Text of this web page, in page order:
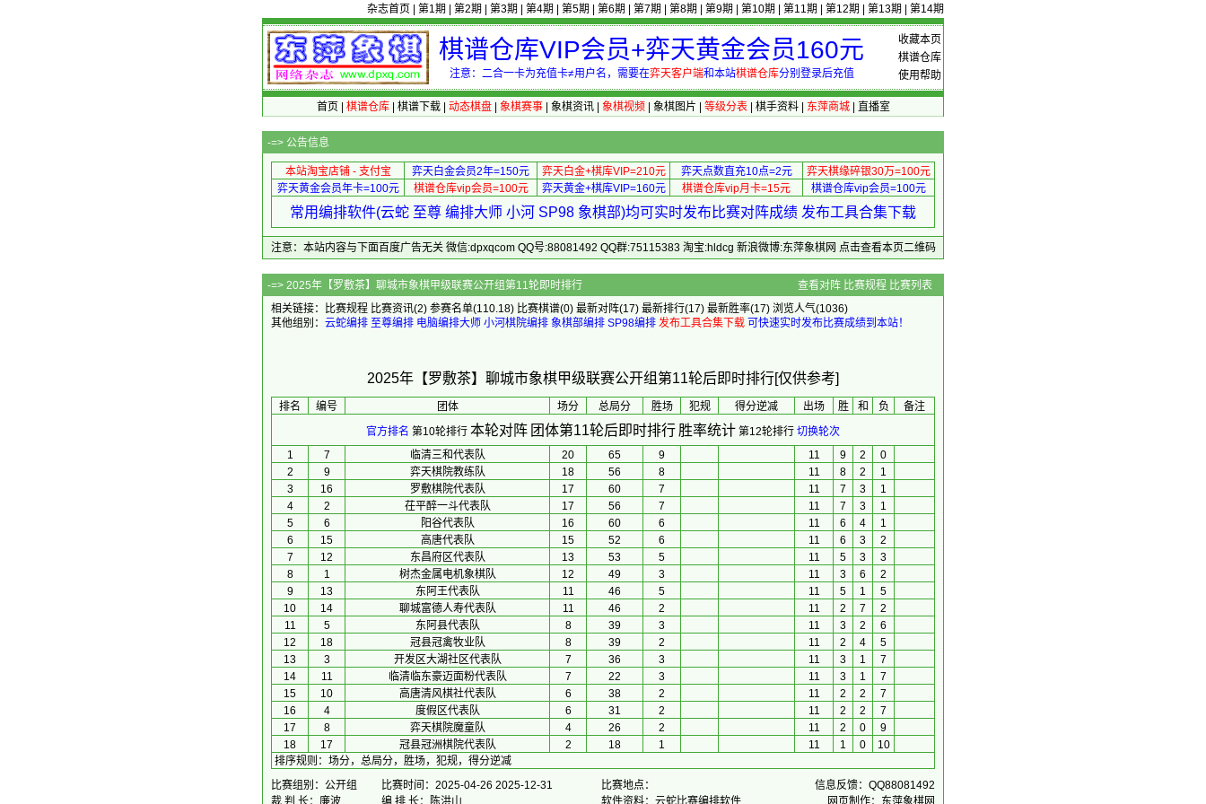
杂志首页 第1期 第2期 第3期 第4期 第5期 第6期 第7期 第8期 第9期 第10期 第11期 第12期 第13期 第14期
收藏本页
棋谱仓库
使用帮助
棋谱仓库VIP会员+弈天黄金会员160元
注意：二合一卡为充值卡≠用户名，需要在弈天客户端和本站棋谱仓库分别登录后充值
首页 棋谱仓库| 棋谱下载| 动态棋盘| 象棋赛事| 象棋资讯| 象棋视频 象棋图片 等级分表| 棋手资料| 东萍商城| 直播室
-=> 公告信息
本站淘宝店铺 - 支付宝 弈天白金会员2年=150元 弈天白金+棋库VIP=210元 弈天点数直充10点=2元
弈天棋缘碎银30万=100元
弈天黄金会员年卡=100元
棋谱仓库vip会员=100元 弈天黄金+棋库VIP=160元 棋谱仓库vip月卡=15元 棋谱仓库vip会员=100元
常用编排软件(云蛇 至尊 编排大师 小河 SP98 象棋部)均可实时发布比赛对阵成绩 发布工具合集下载
注意：本站内容与下面百度广告无关 微信:dpxqcom QQ号:88081492 QQ群:75115383 淘宝:hldcg 新浪微博:东萍象棋网 点击查看本页二维码
-=> 2025年【罗敷茶】聊城市象棋甲级联赛公开组第11轮即时排行 查看对阵 比赛规程 比赛列表
相关链接：
比赛规程 比赛资讯(2) 参赛名单(110.18) 比赛棋谱(0) 最新对阵(17) 最新排行(17) 最新胜率(17) 浏览人气(1036)
其他组别： 云蛇编排 至尊编排 电脑编排大师 小河棋院编排 象棋部编排 SP98编排 发布工具合集下载 可快速实时发布比赛成绩到本站！
2025年【罗敷茶】聊城市象棋甲级联赛公开组第11轮后即时排行[仅供参考]
排名 编号 团体 场分 总局分 胜场 犯规 得分逆减 出场 胜 和 负
备注
官方排名 第10轮排行 本轮对阵 团体第11轮后即时排行 胜率统计 第12轮排行 切换轮次
1
7 临清三和代表队 20 65 9 11 9 2
0
2
9 弈天棋院教练队 18 56 8 11 8 2
1
3
16 罗敷棋院代表队 17 60 7 11 7 3
1
4
2 茌平醉一斗代表队 17 56 7 11 7 3
1
5
6 阳谷代表队 16 60 6 11 6 4
1
6
15 高唐代表队 15 52 6 11 6 3
2
7
12 东昌府区代表队 13 53 5 11 5 3
3
8
1 树杰金属电机象棋队 12 49 3 11 3 6
2
9
13 东阿王代表队 11 46 5 11 5 1
5
10
14 聊城富德人寿代表队 11 46 2 11 2 7
2
11
5 东阿县代表队 8 39 3 11 3 2
6
12
18 冠县冠禽牧业队 8 39 2 11 2 4
5
13
3 开发区大湖社区代表队 7 36 3 11 3 1
7
14
11 临清临东豪迈面粉代表队 7 22 3 11 3 1
7
15
10 高唐清风棋社代表队 6 38 2 11 2 2
7
16
4 度假区代表队 6 31 2 11 2 2
7
17
8 弈天棋院魔童队 4 26 2 11 2 0
9
18
17 冠县冠洲棋院代表队 2 18 1 11 1 0
10
排序规则 ： 场分，总局分，胜场，犯规，得分逆减
比赛组别：公开组
比赛时间：2025-04-26 2025-12-31 比赛地点：
信息反馈：QQ88081492
裁 判 长：廉波
编 排 长：陈洪山 软件资料：云蛇比赛编排软件 网页制作：东萍象棋网